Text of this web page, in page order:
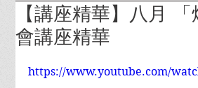
【講座精華】八月
會講座精華
https://www.youtube.com/